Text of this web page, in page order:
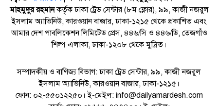
মাহমুদুর রহমানকর্তৃক ঢাকা ট্রেড সেন্টার (৮ম ফ্লোর), ৯৯, কাজী নজরুল
ইসলাম অ্যাভিনিউ, কারওয়ান বাজার, ঢাকা-১২১৫ থেকে প্রকাশিত এবং
আমার দেশ পাবলিকেশন লিমিটেড প্রেস, ৪৪৬/সি ও ৪৪৬/ডি, তেজগাঁও
শিল্প এলাকা, ঢাকা-১২০৮ থেকে মুদ্রিত।
সম্পাদকীয় ও বাণিজ্য বিভাগ: ঢাকা ট্রেড সেন্টার, ৯৯, কাজী নজরুল
ইসলাম অ্যাভিনিউ, কারওয়ান বাজার, ঢাকা-১২১৫।
ফোন: ০২-৫৫০১২২৫০। ই-মেইল: info@dailyamardesh.com